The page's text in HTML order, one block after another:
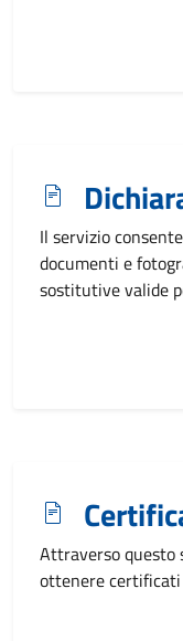
Il servizio
documenti e
sostitutive valide
Attraverso questo
ottenere